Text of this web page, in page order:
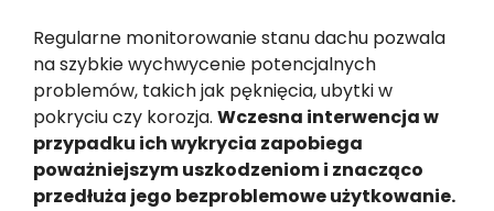
Regularne monitorowanie stanu dachu pozwala
na szybkie wychwycenie potencjalnych
problemów, takich jak pęknięcia, ubytki w
pokryciu czy korozja. Wczesna interwencja w
przypadku ich wykrycia zapobiega
poważniejszym uszkodzeniom i znacząco
przedłuża jego bezproblemowe użytkowanie.